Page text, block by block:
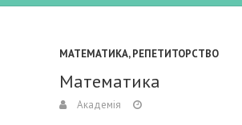
МАТЕМАТИКА,РЕПЕТИТОРСТВО
Математика
Академія